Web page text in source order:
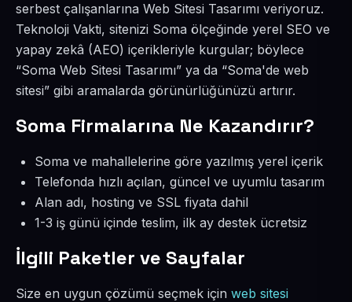
serbest çalışanlarına Web Sitesi Tasarımı veriyoruz.
Teknoloji Vakti, sitenizi Soma ölçeğinde yerel SEO ve
yapay zekâ (AEO) içerikleriyle kurgular; böylece
“Soma Web Sitesi Tasarımı” ya da “Soma'de web
sitesi” gibi aramalarda görünürlüğünüzü artırır.
Soma Firmalarına Ne Kazandırır?
Soma ve mahallelerine göre yazılmış yerel içerik
Telefonda hızlı açılan, güncel ve uyumlu tasarım
Alan adı, hosting ve SSL fiyata dahil
1-3 iş günü içinde teslim, ilk ay destek ücretsiz
İlgili Paketler ve Sayfalar
Size en uygun çözümü seçmek için web sitesi